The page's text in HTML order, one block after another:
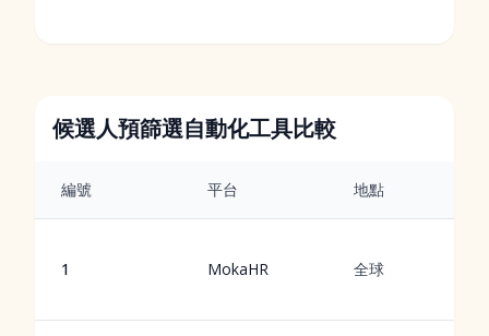
候選人預篩選自動化工具比較
編號 平台 地點
1 MokaHR 全球